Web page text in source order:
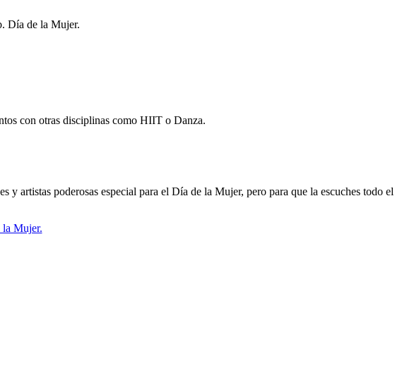
con otras disciplinas como HIIT o Danza.
y artistas poderosas especial para el Día de la Mujer, pero para que la escuches todo el